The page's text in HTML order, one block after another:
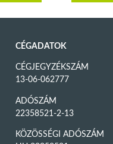
CÉGADATOK
CÉGJEGYZÉKSZÁM
13-06-062777
ADÓSZÁM
22358521-2-13
KÖZÖSSÉGI ADÓSZÁM